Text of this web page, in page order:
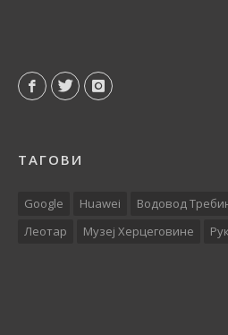
ТАГОВИ
Google Huawei Водовод
Леотар
Музеј Херцеговине